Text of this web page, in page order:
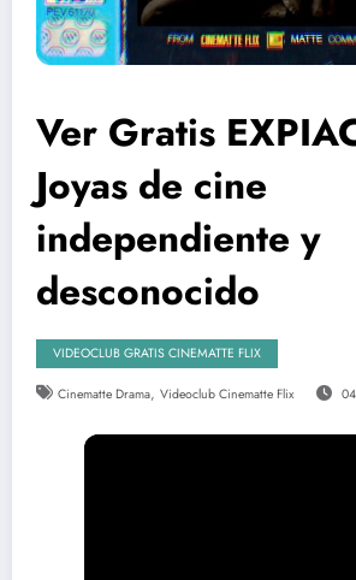
Ver Gratis
Joyas de cine
independiente y
desconocido
VIDEOCLUB GRATIS CINEMATTE FLIX
Cinematte Drama, Videoclub Cinematte Flix